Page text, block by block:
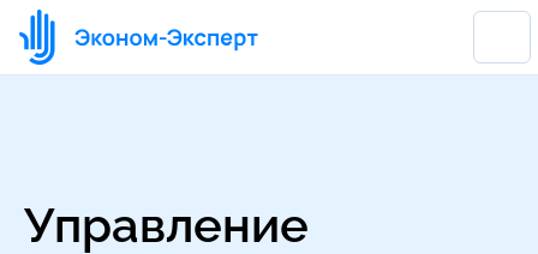
Управление